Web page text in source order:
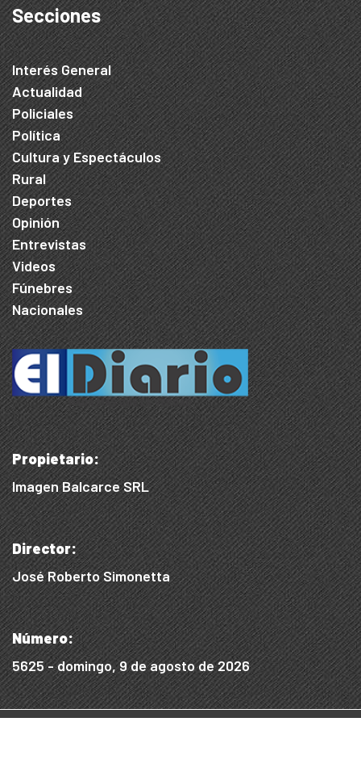
Secciones
Interés General
Actualidad
Policiales
Política
Cultura y Espectáculos
Rural
Deportes
Opinión
Entrevistas
Videos
Fúnebres
Nacionales
Propietario:
Imagen Balcarce SRL
Director:
José Roberto Simonetta
Número:
5625 - domingo, 9 de agosto de 2026